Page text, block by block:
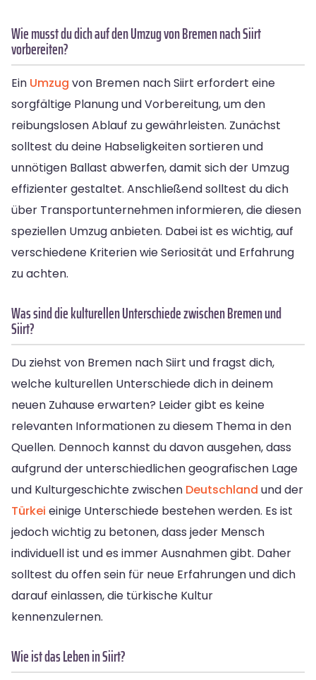
Wie musst du dich auf den Umzug von Bremen nach Siirt
vorbereiten?
Ein Umzug von Bremen nach Siirt erfordert eine
sorgfältige Planung und Vorbereitung, um den
reibungslosen Ablauf zu gewährleisten. Zunächst
solltest du deine Habseligkeiten sortieren und
unnötigen Ballast abwerfen, damit sich der Umzug
effizienter gestaltet. Anschließend solltest du dich
über Transportunternehmen informieren, die diesen
speziellen Umzug anbieten. Dabei ist es wichtig, auf
verschiedene Kriterien wie Seriosität und Erfahrung
zu achten.
Was sind die kulturellen Unterschiede zwischen Bremen und
Siirt?
Du ziehst von Bremen nach Siirt und fragst dich,
welche kulturellen Unterschiede dich in deinem
neuen Zuhause erwarten? Leider gibt es keine
relevanten Informationen zu diesem Thema in den
Quellen. Dennoch kannst du davon ausgehen, dass
aufgrund der unterschiedlichen geografischen Lage
und Kulturgeschichte zwischen Deutschland und der
Türkei einige Unterschiede bestehen werden. Es ist
jedoch wichtig zu betonen, dass jeder Mensch
individuell ist und es immer Ausnahmen gibt. Daher
solltest du offen sein für neue Erfahrungen und dich
darauf einlassen, die türkische Kultur
kennenzulernen.
Wie ist das Leben in Siirt?